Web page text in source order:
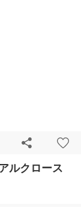
ルクロース